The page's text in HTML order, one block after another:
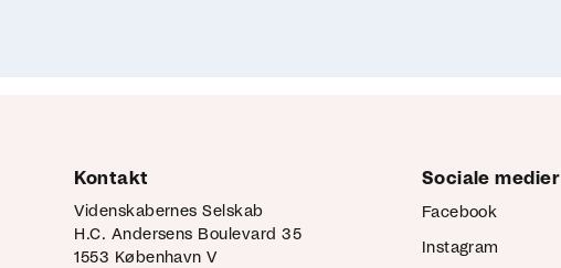
Kontakt
Videnskabernes Selskab
H.C. Andersens Boulevard 35
1553 København V
Sociale medier
Facebook
Instagram